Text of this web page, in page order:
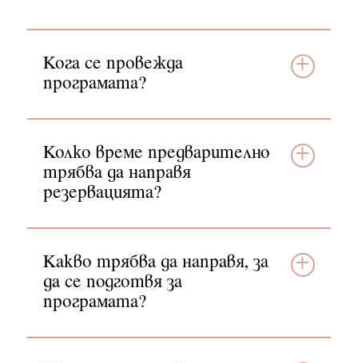
Кога се провежда
програмата?
Колко време предварително
трябва да направя
резервацията?
Какво трябва да направя, за
да се подготвя за
програмата?